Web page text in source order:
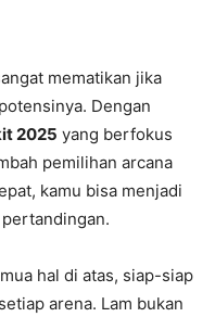
mematikan jika
Dengan
2025 yang berfokus
pemilihan arcana
kamu bisa menjadi
hal di atas, siap-siap
arena. Lam bukan